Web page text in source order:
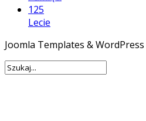
125
Lecie
Joomla Templates &